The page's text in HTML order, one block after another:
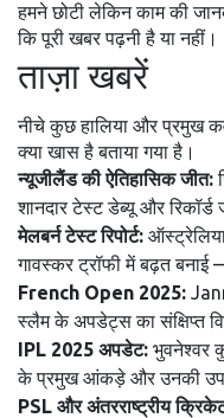
हमने छोटी लेकिन काम की
कि पूरी खबर पढ़नी है या नहीं।
ताज़ा खबरें
नीचे कुछ हालिया और प्रमुख
क्या खास है बताया गया है।
न्यूजीलैंड की ऐतिहासिक जीत:
शानदार टेस्ट डेब्यू और रिकॉर्ड
मेलबर्न टेस्ट रिपोर्ट:
गावस्कर ट्रॉफी में बढ़त
French Open 2025:
स्लैम के अपडेट्स का संक्षिप्त
IPL 2025 अपडेट: भुवनेश्वर
के प्रमुख आंकड़े और उनकी
PSL और अंतरराष्ट्रीय